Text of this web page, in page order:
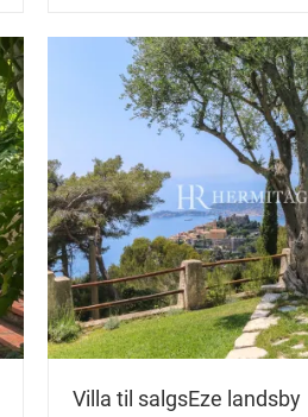
Villa til salgsEze landsby